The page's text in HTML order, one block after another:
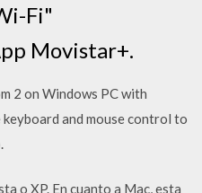
Fi"
Movistar+.
2 on Windows PC with
and mouse control to
o XP. En cuanto a Mac, esta